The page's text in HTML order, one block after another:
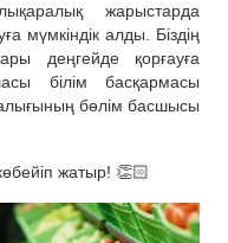
жарыстарда
мүмкіндік алды. Біздің
деңгейде қорғауға
білім басқармасы
бөлім басшысы
жатыр! 👏🏻